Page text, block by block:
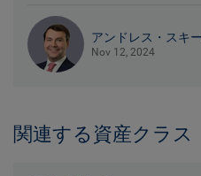
アンドレス・スキ
Nov 12, 2024
関連する資産クラス